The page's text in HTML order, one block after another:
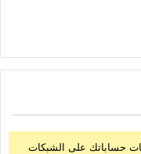
حساباتك على الشبكات